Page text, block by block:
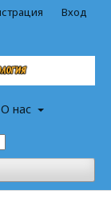
О нас
Вход